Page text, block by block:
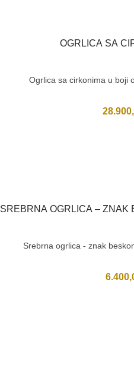
OGRLICA SA
Ogrlica sa cirkonima u boji
SREBRNA OGRLICA – ZNAK
Srebrna ogrlica - znak